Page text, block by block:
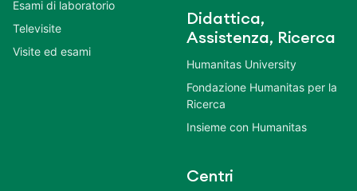
Esami di laboratorio
Televisite
Visite ed esami
Didattica,
Assistenza, Ricerca
Humanitas University
Fondazione Humanitas per la
Ricerca
Insieme con Humanitas
Centri